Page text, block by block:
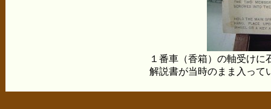
１番車（香箱）の軸受け
解説書が当時のまま入って